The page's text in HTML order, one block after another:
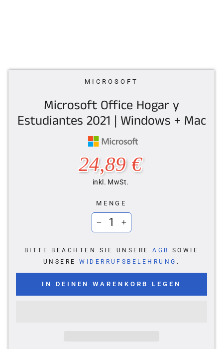
MICROSOFT
Microsoft Office Hogar y
Estudiantes 2021 | Windows + Mac
24,89 €
inkl. MwSt.
MENGE
BITTE BEACHTEN SIE UNSEREAGB
SOWIE
UNSEREWIDERRUFSBELEHRUNG .
IN DEINEN WARENKORB LEGEN